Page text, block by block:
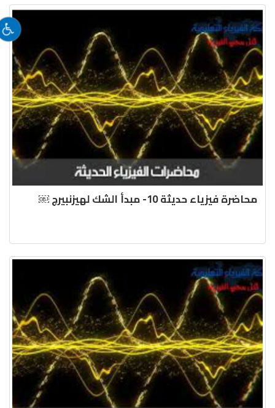
محاضرة فيزياء حديثة 10- مبدأ الشك لهيزنبيرج ￼